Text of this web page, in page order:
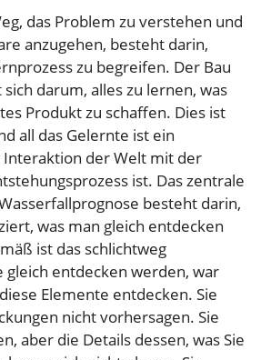
das Problem zu verstehen und
anzugehen, besteht darin,
zu begreifen. Der Bau
darum, alles zu lernen, was
Produkt zu schaffen. Dies ist
all das Gelernte ist ein
der Welt mit der
ist. Das zentrale
besteht darin,
was man gleich entdecken
ist das schlichtweg
gleich entdecken werden, war
Elemente entdecken. Sie
nicht vorhersagen. Sie
aber die Details dessen, was Sie